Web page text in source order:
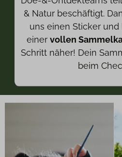
& Natur beschäftigt.
uns einen Sticker
einer vollen
Schritt näher! Dein
beim